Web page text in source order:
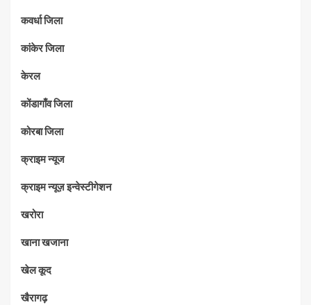
कवर्धा जिला
कांकेर जिला
केरल
कोंडागाँव जिला
कोरबा जिला
क्राइम न्यूज
क्राइम न्यूज़ इन्वेस्टीगेशन
खरोरा
खाना खजाना
खेल कूद
खैरागढ़